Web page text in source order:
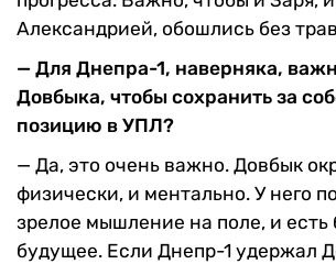
Александрией, обошлись без
— Для Днепра-1, наверняка,
Довбыка, чтобы сохранить за
позицию в УПЛ?
— Да, это очень важно. Довбык
физически, и ментально. У него
зрелое мышление на поле, и есть
будущее. Если Днепр-1 удержал